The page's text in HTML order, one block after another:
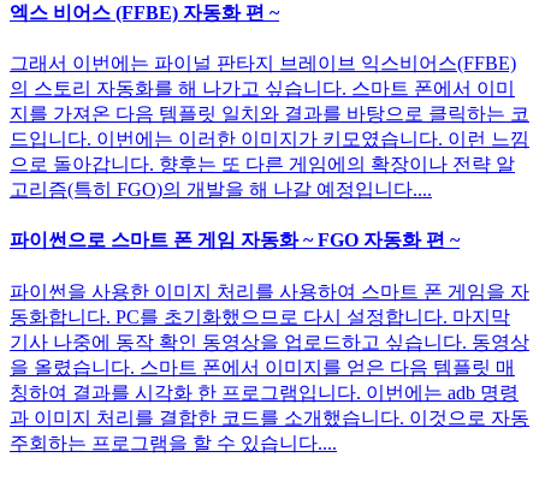
엑스 비어스 (FFBE) 자동화 편 ~
그래서 이번에는 파이널 판타지 브레이브 익스비어스(FFBE)
의 스토리 자동화를 해 나가고 싶습니다. 스마트 폰에서 이미
지를 가져온 다음 템플릿 일치와 결과를 바탕으로 클릭하는 코
드입니다. 이번에는 이러한 이미지가 키모였습니다. 이런 느낌
으로 돌아갑니다. 향후는 또 다른 게임에의 확장이나 전략 알
고리즘(특히 FGO)의 개발을 해 나갈 예정입니다....
파이썬으로 스마트 폰 게임 자동화 ~ FGO 자동화 편 ~
파이썬을 사용한 이미지 처리를 사용하여 스마트 폰 게임을 자
동화합니다. PC를 초기화했으므로 다시 설정합니다. 마지막
기사 나중에 동작 확인 동영상을 업로드하고 싶습니다. 동영상
을 올렸습니다. 스마트 폰에서 이미지를 얻은 다음 템플릿 매
칭하여 결과를 시각화 한 프로그램입니다. 이번에는 adb 명령
과 이미지 처리를 결합한 코드를 소개했습니다. 이것으로 자동
주회하는 프로그램을 할 수 있습니다....